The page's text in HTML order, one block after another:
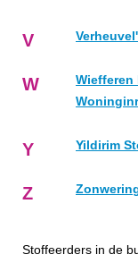
V
W
Wiefferen
Y Yildirim
Z
Stoffeerders in de